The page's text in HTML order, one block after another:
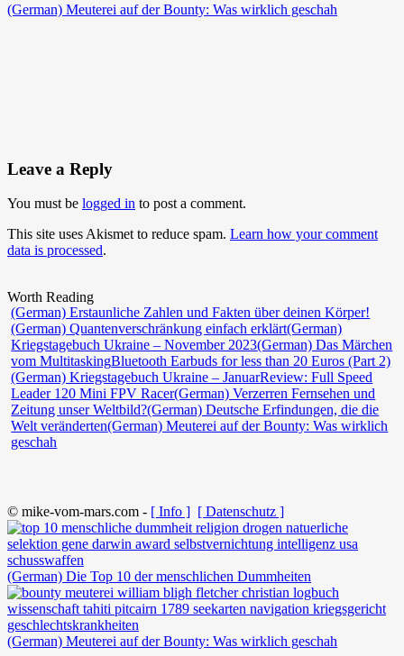
(German) Meuterei auf der Bounty: Was wirklich geschah
Leave a Reply
You must be logged in to post a comment.
This site uses Akismet to reduce spam. Learn how your comment
data is processed.
Worth Reading
(German) Erstaunliche Zahlen und Fakten über deinen Körper!
(German) Quantenverschränkung einfach erklärt(German)
Kriegstagebuch Ukraine – November 2023(German) Das Märchen
vom MultitaskingBluetooth Earbuds for less than 20 Euros (Part 2)
(German) Kriegstagebuch Ukraine – JanuarReview: Full Speed
Leader 120 Mini FPV Racer(German) Verzerren Fernsehen und
Zeitung unser Weltbild?(German) Deutsche Erfindungen, die die
Welt veränderten(German) Meuterei auf der Bounty: Was wirklich
geschah
© mike-vom-mars.com - [ Info ] [ Datenschutz ]
(German) Die Top 10 der menschlichen Dummheiten
(German) Meuterei auf der Bounty: Was wirklich geschah